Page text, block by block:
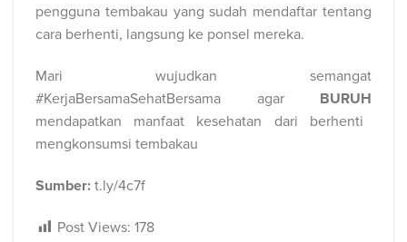
pengguna tembakau yang sudah mendaftar tentang
cara berhenti, langsung ke ponsel mereka.
Mari wujudkan semangat
#KerjaBersamaSehatBersama agar BURUH
mendapatkan manfaat kesehatan dari berhenti
mengkonsumsi tembakau
Sumber: t.ly/4c7f
Post Views: 178